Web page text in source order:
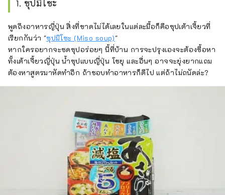
1. ซุปมิโซะ
พูดถึงอาหารญี่ปุ่น สิ่งที่ขาดไม่ได้เลยในแต่ละมื้อก็คือซุปเต้าเจี้ยวที่
เรียกกันว่า "ซุปมิโซะ (Miso soup)"
หากใครอยากจะซดซุปอร่อยๆ นี้ที่บ้าน การจะปรุงเองจะต้องซื้อหา
ทั้งเต้าเจี้ยวญี่ปุ่น น้ำซุปแบบญี่ปุ่น โชยุ และอื่นๆ อาจจะยุ่งยากแถม
ต้องหาสูตรมาหัดทำอีก ถ้าชอบทำอาหารก็ดีไป แต่ถ้าไม่ถนัดล่ะ?